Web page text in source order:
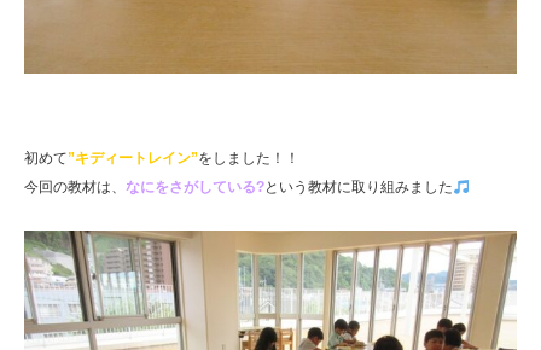
初めて”キディートレイン”をしました！！
今回の教材は、 なにをさがしている?という教材に取り組みました